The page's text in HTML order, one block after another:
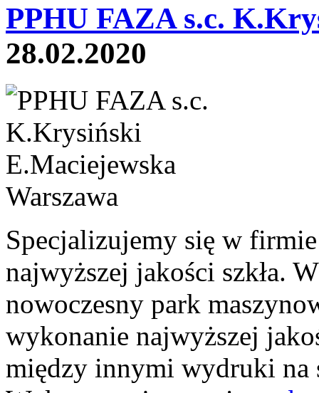
PPHU FAZA s.c.
28.02.2020
Specjalizujemy się w
najwyższej jakości szkła.
nowoczesny park
wykonanie najwyższej
między innymi wydruki na